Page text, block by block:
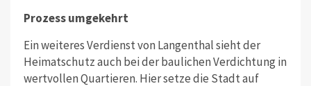
Prozess umgekehrt
Ein weiteres Verdienst von Langenthal sieht der
Heimatschutz auch bei der baulichen Verdichtung in
wertvollen Quartieren. Hier setze die Stadt auf